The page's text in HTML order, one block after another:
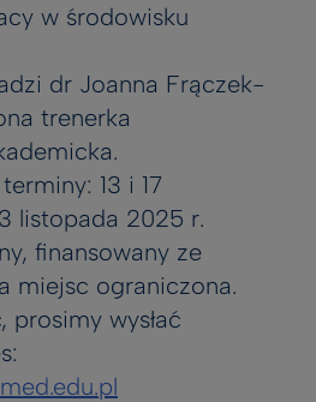
w środowisku
dr Joanna Frączek-
trenerka
13 i 17
listopada 2025 r.
finansowany ze
miejsc ograniczona.
prosimy wysłać